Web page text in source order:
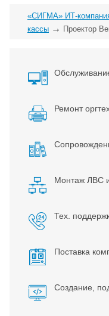
«СИГМА» ИТ-
кассы → Проектор
Ремонт
Монтаж ЛВС
Тех.
Поставка
Создание,